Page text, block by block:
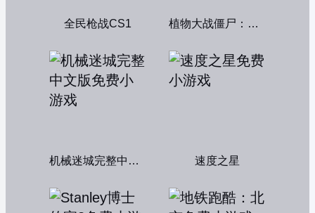
全民枪战CS1 植物大战僵尸：融合变种
机械迷城完整中文版 速度之星